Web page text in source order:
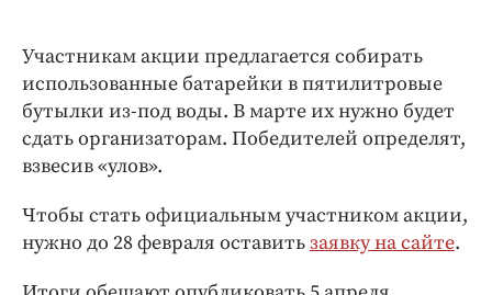
Участникам акции предлагается собирать
использованные батарейки в пятилитровые
бутылки из-под воды. В марте их нужно будет
сдать организаторам. Победителей определят,
взвесив «улов».
Чтобы стать официальным участником акции,
нужно до 28 февраля оставитьзаявку на сайте.